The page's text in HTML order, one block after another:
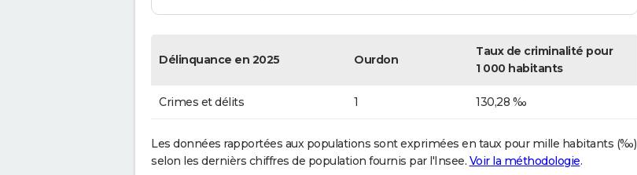
Délinquance en 2025 Ourdon
Taux de criminalité pour
1 000 habitants
Crimes et délits 1 130,28 ‰
Les données rapportées aux populations sont exprimées en taux pour mille habitants (‰)
selon les dernièrs chiffres de population fournis par l'Insee. Voir la méthodologie.